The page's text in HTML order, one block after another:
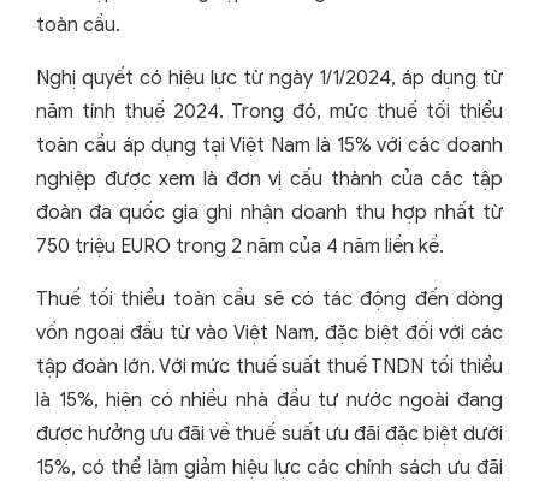
toàn cầu.
Nghị quyết có hiệu lực từ ngày 1/1/2024, áp dụng từ
năm tính thuế 2024. Trong đó, mức thuế tối thiểu
toàn cầu áp dụng tại Việt Nam là 15% với các doanh
nghiệp được xem là đơn vị cấu thành của các tập
đoàn đa quốc gia ghi nhận doanh thu hợp nhất từ
750 triệu EURO trong 2 năm của 4 năm liền kề.
Thuế tối thiểu toàn cầu sẽ có tác động đến dòng
vốn ngoại đầu từ vào Việt Nam, đặc biệt đối với các
tập đoàn lớn. Với mức thuế suất thuế TNDN tối thiểu
là 15%, hiện có nhiều nhà đầu tư nước ngoài đang
được hưởng ưu đãi về thuế suất ưu đãi đặc biệt dưới
15%, có thể làm giảm hiệu lực các chính sách ưu đãi